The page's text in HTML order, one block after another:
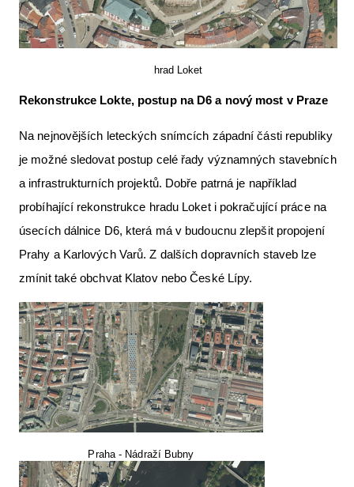
hrad Loket
Rekonstrukce Lokte, postup na D6 a nový most v Praze
Na nejnovějších leteckých snímcích západní části republiky
je možné sledovat postup celé řady významných stavebních
a infrastrukturních projektů. Dobře patrná je například
probíhající rekonstrukce hradu Loket i pokračující práce na
úsecích dálnice D6, která má v budoucnu zlepšit propojení
Prahy a Karlových Varů. Z dalších dopravních staveb lze
zmínit také obchvat Klatov nebo České Lípy.
Praha - Nádraží Bubny